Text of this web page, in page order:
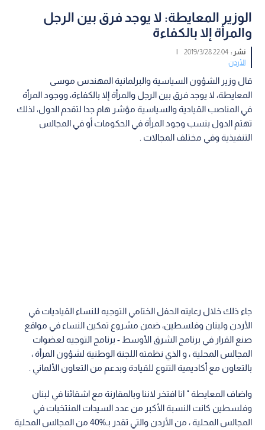
الوزير المعايطة: لا يوجد فرق بين الرجل
والمرأة إلا بالكفاءة
نشر :22:04 2019/3/28
|
الأردن
قال وزير الشؤون السياسية والبرلمانية المهندس موسى
المعايطة، لا يوجد فرق بين الرجل والمرأة إلا بالكفاءة، ووجود المرأة
في المناصب القيادية والسياسية مؤشر هام جدا لتقدم الدول، لذلك
تهتم الدول بنسب وجود المرأة في الحكومات أو في المجالس
التنفيذية وفي مختلف المجالات .
جاء ذلك خلال رعايته الحفل الختامي التوجيه للنساء القياديات في
الأردن ولبنان وفلسطين، ضمن مشروع تمكين النساء في مواقع
صنع القرار في برنامج الشرق الأوسط - برنامج التوجيه لعضوات
المجالس المحلية ، و الذي نظمته اللجنة الوطنية لشؤون المرأة ،
بالتعاون مع أكاديمية التنوع للقيادة وبدعم من التعاون الألماني .
واضاف المعايطة " انا افتخر لاننا وبالمقارنة مع اشقائنا في لبنان
وفلسطين كانت النسبة الأكبر من عدد السيدات المنتخبات في
المجالس المحلية ، من الأردن والتي تقدر بـ%40 من المجالس المحلية